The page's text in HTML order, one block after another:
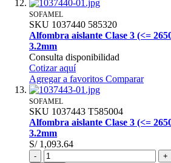
SOFAMEL
SKU 1037440 585320
Alfombra aislante Clase 3 (<=
3.2mm
Consulta disponibilidad
Cotizar aquí
Agregar a favoritos Comparar
SOFAMEL
SKU 1037443 T585004
Alfombra aislante Clase 3 (<=
3.2mm
S/ 1,093.64
-
+